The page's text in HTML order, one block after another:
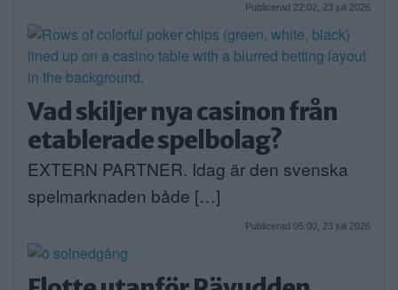
Publicerad 22:02, 23 juli 2026
Vad skiljer nya casinon från
etablerade spelbolag?
EXTERN PARTNER. Idag är den svenska
spelmarknaden både […]
Publicerad 05:00, 23 juli 2026